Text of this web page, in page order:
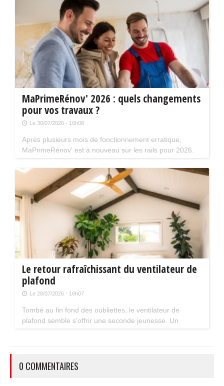
MaPrimeRénov' 2026 : quels changements
pour vos travaux ?
Le 30/07/2026 - 16h08
Après plusieurs mois de fonctionnement erratique,
MaPrimeRénov' est à nouveau sur les rails pour 2026.
limiter le nombre de chantiers éligibles. Tour d'horizon.
Le retour rafraîchissant du ventilateur de
plafond
Le 28/07/2026 - 16h07
Tombé au fin fond des oubliettes, le ventilateur de
plafond semble s'offrir une seconde jeunesse. Un
0 COMMENTAIRES